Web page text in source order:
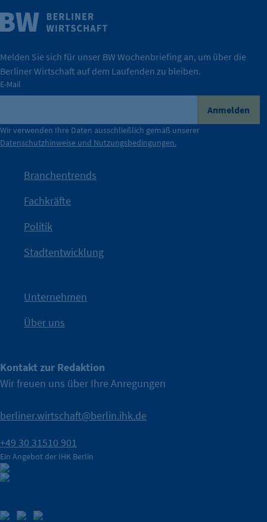
IHK Berlin. Offizieller Unterstützer der Berliner Wirtschaft.
Nach einer aufmerksamkeitsstarken Teaserphase geht die
Kampagne der IHK Berlin in die nächste Stufe. Mit
IHK?“wurde bewusst Neugier geweckt und Gespräche
mit Haltung.
Die Unternehmer stehen stellvertretend für die Vielfalt
der Berliner Wirtschaft.
Durch ihre Perspektiven wird deutlich, was der Claim
konkret bedeutet – und wie die IHK Berlin Unternehmen
tatsächlich unterstützt.
Wirtschaft.
Weitere Infos
Melden Sie sich für unser BW Wochenbriefing an, um über die
Berliner Wirtschaft auf dem Laufenden zu bleiben.
E-Mail
Anmelden
Wir verwenden Ihre Daten ausschließlich gemäß unserer
Datenschutzhinweise und Nutzungsbedingungen.
Branchentrends
Fachkräfte
Politik
Stadtentwicklung
Unternehmen
Über uns
Kontakt zur Redaktion
Wir freuen uns über Ihre Anregungen
berliner.wirtschaft@berlin.ihk.de
+49 30 31510 901
Ein Angebot der IHK Berlin